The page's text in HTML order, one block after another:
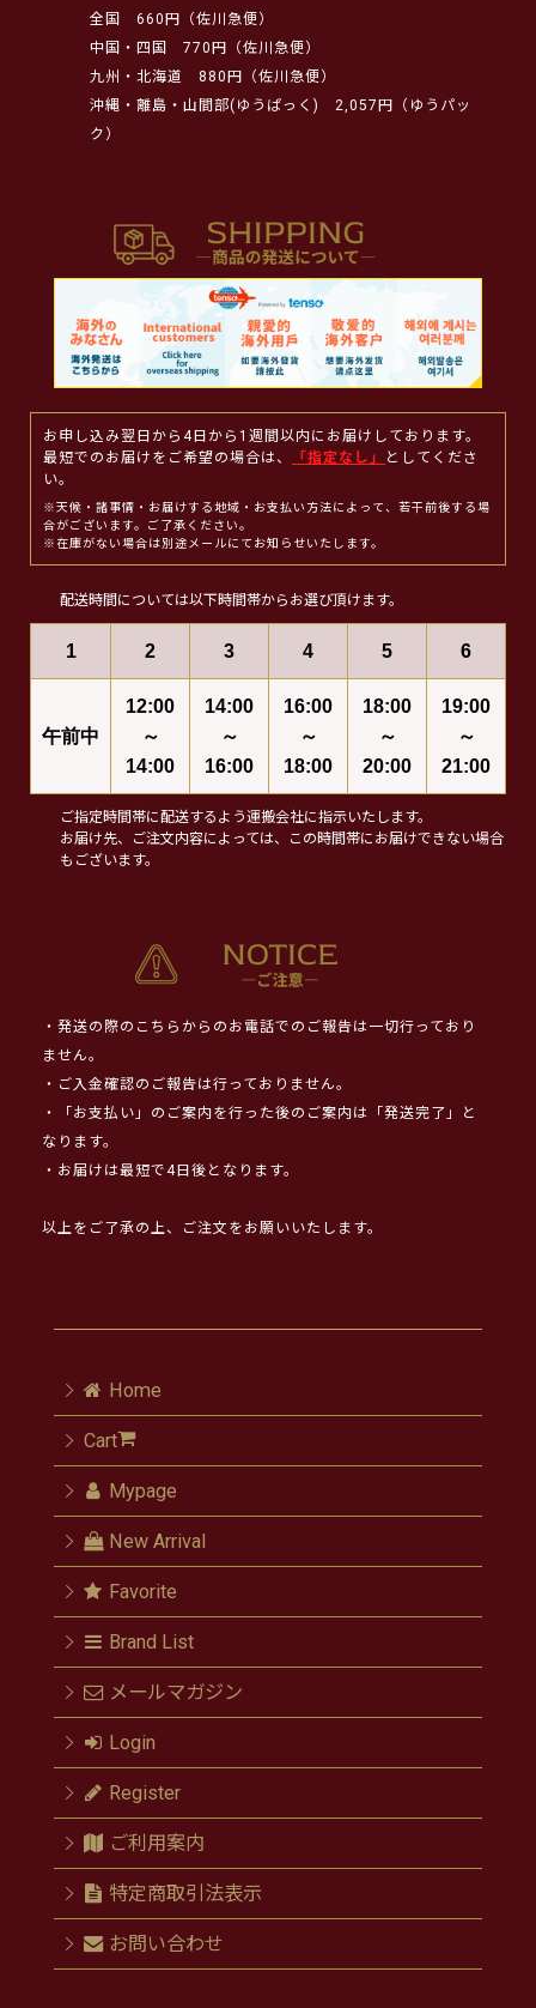
全国
660円（佐川急便）
中国・四国
770円（佐川急便）
九州・北海道
880円（佐川急便）
沖縄・離島・山間部(ゆうぱっく)
2,057円（ゆうパッ
ク）
お申し込み翌日から4日から1週間以内にお届けしております。
最短でのお届けをご希望の場合は、
「指定なし」
としてくださ
い。
※天候・諸事情・お届けする地域・お支払い方法によって、若干前後する場
合がございます。ご了承ください。
※在庫がない場合は別途メールにてお知らせいたします。
配送時間については以下時間帯からお選び頂けます。
1 2 3 4 5 6
午前中
12:00
～
14:00
14:00
～
16:00
16:00
～
18:00
18:00
～
20:00
19:00
～
21:00
ご指定時間帯に配送するよう運搬会社に指示いたします。
お届け先、ご注文内容によっては、この時間帯にお届けできない場合
もございます。
・発送の際のこちらからのお電話でのご報告は一切行っており
ません。
・ご入金確認のご報告は行っておりません。
・「お支払い」のご案内を行った後のご案内は「発送完了」と
なります。
・お届けは最短で4日後となります。
以上をご了承の上、ご注文をお願いいたします。
Home
Cart
Mypage
New Arrival
Favorite
Brand List
メールマガジン
Login
Register
ご利用案内
特定商取引法表示
お問い合わせ